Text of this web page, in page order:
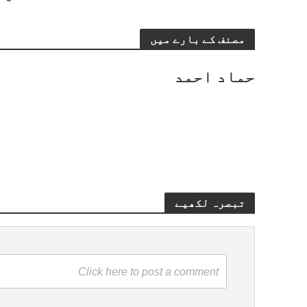
مصنف کے بارے میں
حماد احمد
تبصرہ لکھیے
Click here to post a comment